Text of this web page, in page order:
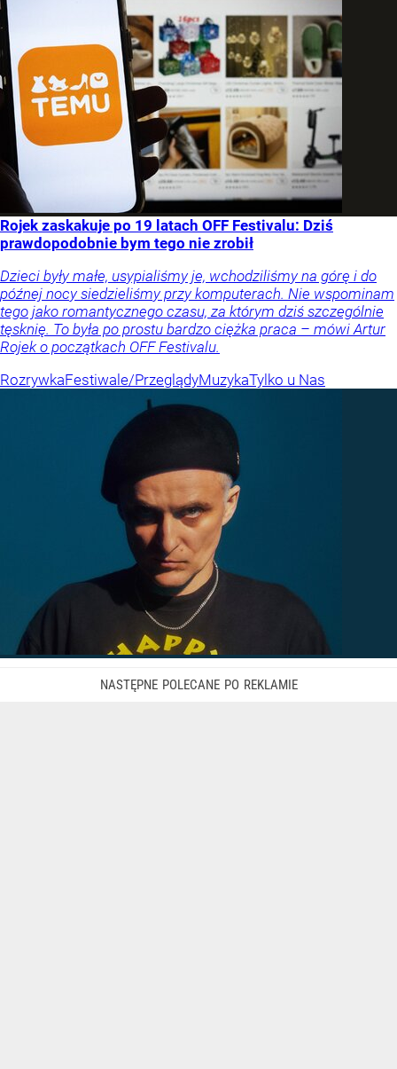
Rojek zaskakuje po 19 latach OFF Festivalu: Dziś
prawdopodobnie bym tego nie zrobił
Dzieci były małe, usypialiśmy je, wchodziliśmy na górę i do
późnej nocy siedzieliśmy przy komputerach. Nie wspominam
tego jako romantycznego czasu, za którym dziś szczególnie
tęsknię. To była po prostu bardzo ciężka praca – mówi Artur
Rojek o początkach OFF Festivalu.
RozrywkaFestiwale/PrzeglądyMuzykaTylko u Nas